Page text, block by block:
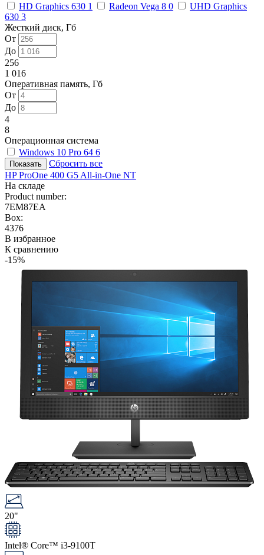
HD Graphics 630 1 Radeon Vega 8 0
UHD Graphics
630 3
Жесткий диск, Гб
От
До
256
1 016
Оперативная память, Гб
От
До
4
8
Операционная система
Windows 10 Pro 64 6
Сбросить все
HP ProOne 400 G5 All-in-One NT
На складе
Product number:
7EM87EA
Box:
4376
В избранное
К сравнению
-15%
20"
Intel® Core™ i3-9100T